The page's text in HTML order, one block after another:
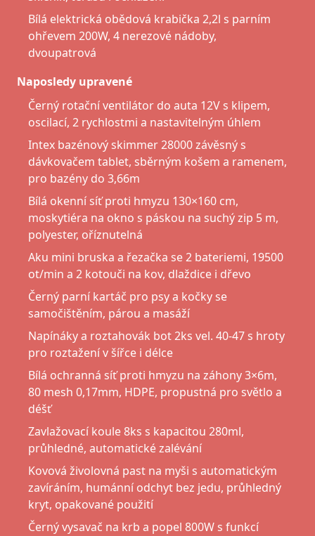
Bílá elektrická obědová krabička 2,2l s parním
ohřevem 200W, 4 nerezové nádoby,
dvoupatrová
Naposledy upravené
Černý rotační ventilátor do auta 12V s klipem,
oscilací, 2 rychlostmi a nastavitelným úhlem
Intex bazénový skimmer 28000 závěsný s
dávkovačem tablet, sběrným košem a ramenem,
pro bazény do 3,66m
Bílá okenní síť proti hmyzu 130×160 cm,
moskytiéra na okno s páskou na suchý zip 5 m,
polyester, oříznutelná
Aku mini bruska a řezačka se 2 bateriemi, 19500
ot/min a 2 kotouči na kov, dlaždice i dřevo
Černý parní kartáč pro psy a kočky se
samočištěním, párou a masáží
Napínáky a roztahovák bot 2ks vel. 40-47 s hroty
pro roztažení v šířce i délce
Bílá ochranná síť proti hmyzu na záhony 3×6m,
80 mesh 0,17mm, HDPE, propustná pro světlo a
déšť
Zavlažovací koule 8ks s kapacitou 280ml,
průhledné, automatické zalévání
Kovová živolovná past na myši s automatickým
zavíráním, humánní odchyt bez jedu, průhledný
kryt, opakované použití
Černý vysavač na krb a popel 800W s funkcí